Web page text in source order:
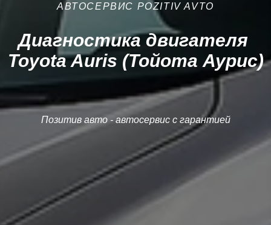
АВТОСЕРВИС POZITIV AVTO
Диагностика двигателя
Toyota Auris (Тойота Аурис)
Позитив авто - автосервис с гарантией